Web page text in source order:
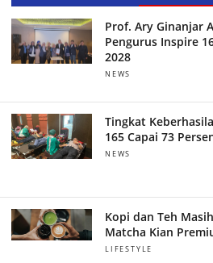
Prof. Ary Ginanjar
Pengurus Inspire
2028
NEWS
Tingkat
165 Capai 73
NEWS
Kopi dan Teh
Matcha Kian
LIFESTYLE